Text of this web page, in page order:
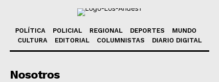
POLÍTICA POLICIAL REGIONAL DEPORTES
MUNDO
CULTURA
EDITORIAL COLUMNISTAS DIARIO DIGITAL
Nosotros